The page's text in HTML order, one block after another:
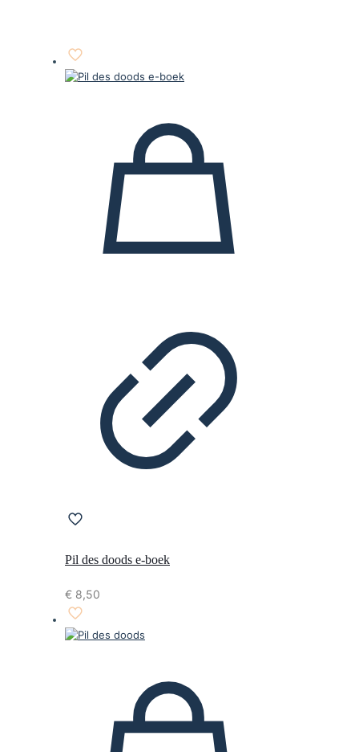
Pil des doods e-boek
€ 8,50